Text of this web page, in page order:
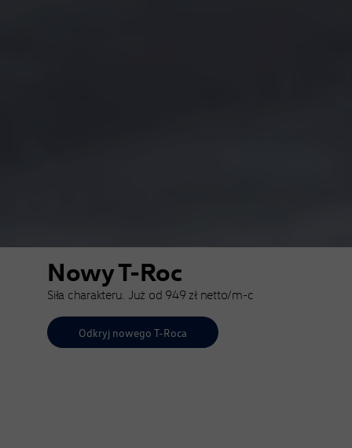
Nowy T-Roc
Siła charakteru. Już od 949 zł netto/m-c⁠
Odkryj nowego T-Roca